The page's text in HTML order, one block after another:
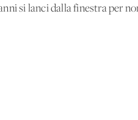
si lanci dalla finestra per